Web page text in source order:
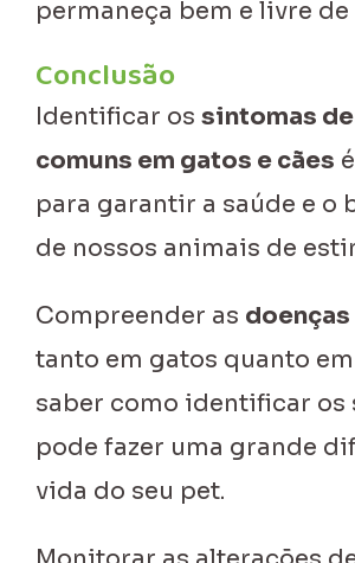
permaneça bem e livre de
Conclusão
Identificar os sintomas
comuns em gatos e cães
para garantir a saúde e o
de nossos animais de
Compreender as
tanto em gatos quanto em
saber como identificar os
pode fazer uma grande
vida do seu pet.